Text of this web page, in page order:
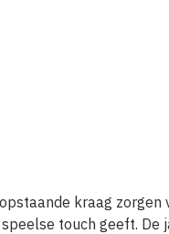
kraag zorgen
touch geeft. De